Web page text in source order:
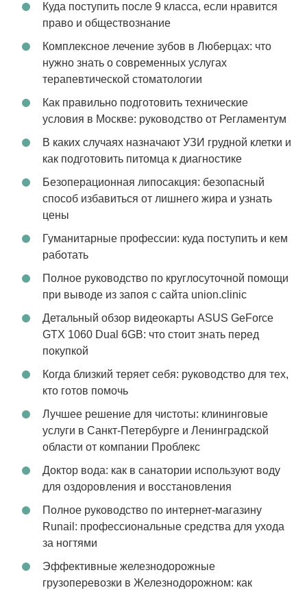
Куда поступить после 9 класса, если нравится
право и обществознание
Комплексное лечение зубов в Люберцах: что
нужно знать о современных услугах
терапевтической стоматологии
Как правильно подготовить технические
условия в Москве: руководство от Регламентум
В каких случаях назначают УЗИ грудной клетки и
как подготовить питомца к диагностике
Безоперационная липосакция: безопасный
способ избавиться от лишнего жира и узнать
цены
Гуманитарные профессии: куда поступить и кем
работать
Полное руководство по круглосуточной помощи
при выводе из запоя с сайта union.clinic
Детальный обзор видеокарты ASUS GeForce
GTX 1060 Dual 6GB: что стоит знать перед
покупкой
Когда близкий теряет себя: руководство для тех,
кто готов помочь
Лучшее решение для чистоты: клининговые
услуги в Санкт-Петербурге и Ленинградской
области от компании Проблекс
Доктор вода: как в санатории используют воду
для оздоровления и восстановления
Полное руководство по интернет-магазину
Runail: профессиональные средства для ухода
за ногтями
Эффективные железнодорожные
грузоперевозки в Железнодорожном: как